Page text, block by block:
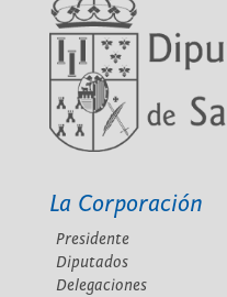
La Corporación
Presidente
Diputados
Delegaciones